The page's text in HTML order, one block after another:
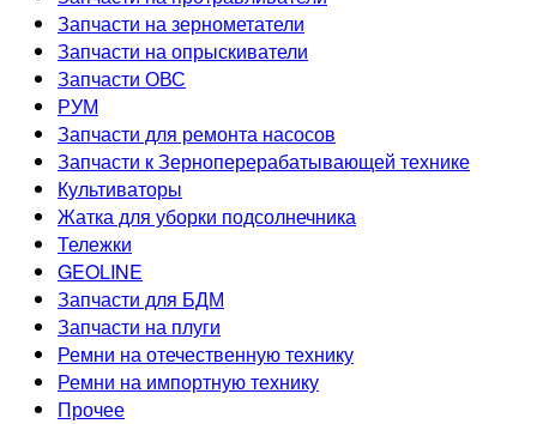
Запчасти на зернометатели
Запчасти на опрыскиватели
Запчасти ОВС
РУМ
Запчасти для ремонта насосов
Запчасти к Зерноперерабатывающей технике
Культиваторы
Жатка для уборки подсолнечника
Тележки
GEOLINE
Запчасти для БДМ
Запчасти на плуги
Ремни на отечественную технику
Ремни на импортную технику
Прочее